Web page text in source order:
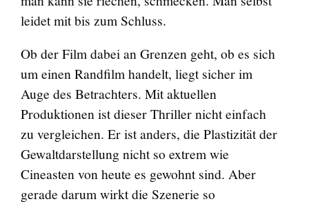
leidet mit bis zum Schluss.
Ob der Film dabei an Grenzen geht, ob es sich
um einen Randfilm handelt, liegt sicher im
Auge des Betrachters. Mit aktuellen
Produktionen ist dieser Thriller nicht einfach
zu vergleichen. Er ist anders, die Plastizität der
Gewaltdarstellung nicht so extrem wie
Cineasten von heute es gewohnt sind. Aber
gerade darum wirkt die Szenerie so